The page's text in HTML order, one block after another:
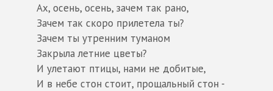
Ах, осень, осень, зачем так рано,
Зачем так скоро прилетела ты?
Зачем ты утренним туманом
Закрыла летние цветы?
И улетают птицы, нами не добитые,
И в небе стон стоит, прощальный стон -